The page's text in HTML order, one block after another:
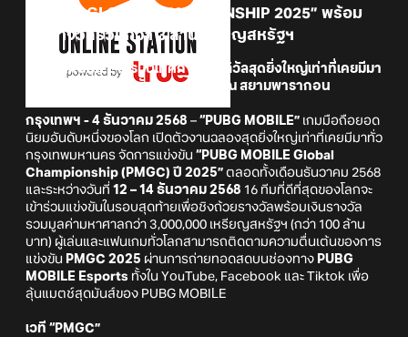
MOBILE GLOBAL CHAMPIONSHIP 2025” พร้อม
เงินรางวัลรวมกว่า 3 ล้านเหรียญสหรัฐฯ
PUBG MOBILE เนรมิตเทศกาลเฟสติวัลสุดยิ่งใหญ่เท่าที่เคยมีมา
ระหว่างวันที่ 12-14 ธันวาคม 2568 ณ สยามพารากอน
กรุงเทพฯ - 4 ธันวาคม 2568 – “PUBG MOBILE” เกมมือถือยอด
นิยมอันดับหนึ่งของโลก เปิดตัวงานฉลองสุดยิ่งใหญ่เท่าที่เคยมีมาทั่ว
กรุงเทพมหานคร จัดการแข่งขัน “PUBG MOBILE Global
Championship (PMGC) ปี 2025” ตลอดทั้งเดือนธันวาคม 2568
และระหว่างวันที่ 12 – 14 ธันวาคม 2568 16 ทีมที่ดีที่สุดของโลกจะ
เข้าร่วมแข่งขันในรอบสุดท้ายเพื่อชิงถ้วยรางวัลพร้อมเงินรางวัล
รวมมูลค่ามหาศาลกว่า 3,000,000 เหรียญสหรัฐฯ (กว่า 100 ล้าน
บาท) ผู้เล่นและแฟนเกมทั่วโลกสามารถติดตามความตื่นเต้นของการ
แข่งขัน PMGC 2025 ผ่านการถ่ายทอดสดบนช่องทาง PUBG
MOBILE Esports ทั้งใน YouTube, Facebook และ Tiktok เพื่อ
ลุ้นแมตช์สุดมันส์ของ PUBG MOBILE
เวที “PMGC”